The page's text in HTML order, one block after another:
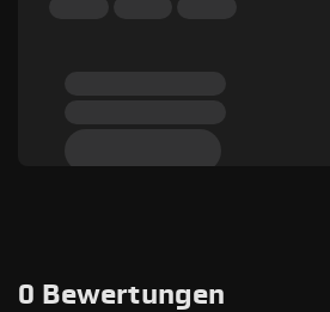
0 Bewertungen